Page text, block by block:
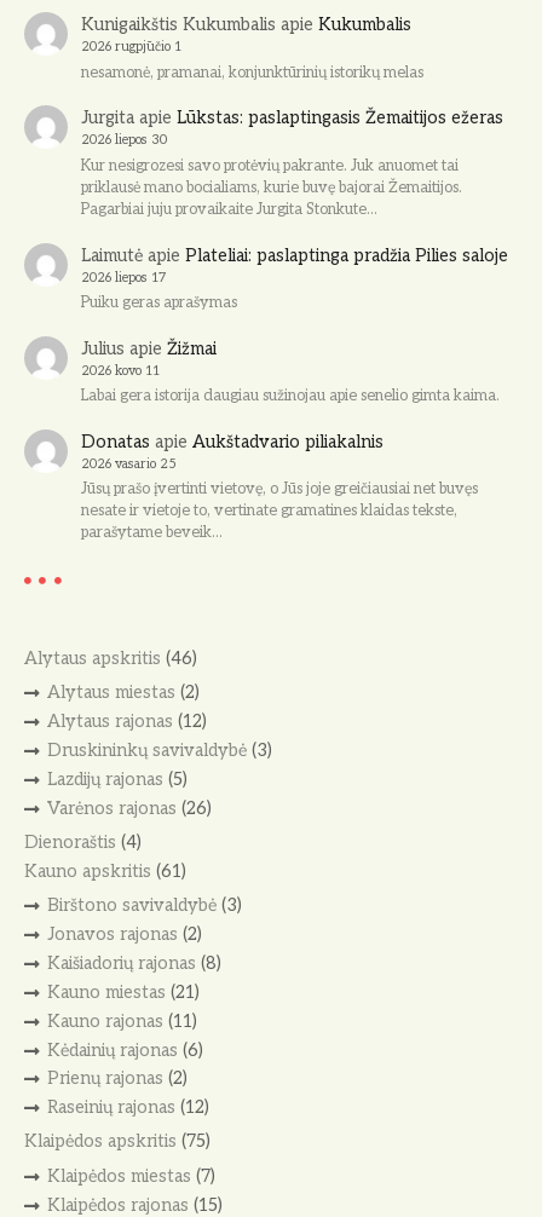
Kunigaikštis Kukumbalis apie Kukumbalis
2026 rugpjūčio 1
nesamonė, pramanai, konjunktūrinių istorikų melas
Jurgitaapie Lūkstas: paslaptingasis Žemaitijos ežeras
2026 liepos 30
Kur nesigrozesi savo protėvių pakrante. Juk anuomet tai
priklausė mano bocialiams, kurie buvę bajorai Žemaitijos.
Pagarbiai juju provaikaite Jurgita Stonkute…
Laimutėapie Plateliai: paslaptinga pradžia Pilies saloje
2026 liepos 17
Puiku geras aprašymas
Julius apie Žižmai
2026 kovo 11
Labai gera istorija daugiau sužinojau apie senelio gimta kaima.
Donatas apie Aukštadvario piliakalnis
2026 vasario 25
Jūsų prašo įvertinti vietovę, o Jūs joje greičiausiai net buvęs
nesate ir vietoje to, vertinate gramatines klaidas tekste,
parašytame beveik…
Alytaus apskritis (46)
Alytaus miestas (2)
Alytaus rajonas (12)
Druskininkų savivaldybė(3)
Lazdijų rajonas (5)
Varėnos rajonas (26)
Dienoraštis (4)
Kauno apskritis (61)
Birštono savivaldybė(3)
Jonavos rajonas (2)
Kaišiadorių rajonas (8)
Kauno miestas (21)
Kauno rajonas (11)
Kėdainių rajonas (6)
Prienų rajonas (2)
Raseinių rajonas (12)
Klaipėdos apskritis (75)
Klaipėdos miestas (7)
Klaipėdos rajonas (15)